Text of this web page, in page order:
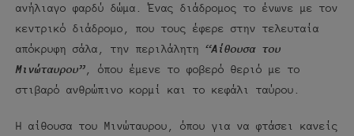
ανήλιαγο φαρδύ δώμα. Ένας διάδρομος το ένωνε με τον
κεντρικό διάδρομο, που τους έφερε στην τελευταία
απόκρυφη σάλα, την περιλάλητη “Αίθουσα του
Μινώταυρου”, όπου έμενε το φοβερό θεριό με το
στιβαρό ανθρώπινο κορμί και το κεφάλι ταύρου.
Η αίθουσα του Μινώταυρου, όπου για να φτάσει κανείς